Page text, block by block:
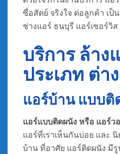
ซื่อสัตย์ จริงใจ ต่อลูกค้า เป็
ช่างแอร์ ธนบุรี แอร์เซอร์วิส
บริการ ล้าง
ประเภท ต่า
แอร์บ้าน แบบติ
แอร์แบบติดผนัง หรือ แอร์ว
แอร์ที่เราเห็นกันบ่อย และ
บ้าน ที่อาศัย แอร์ติดผนัง มี